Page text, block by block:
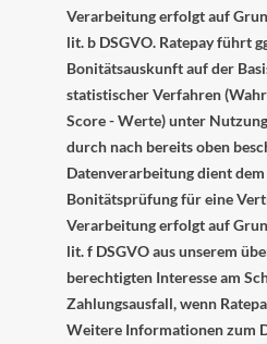
Verarbeitung erfolgt auf
lit. b DSGVO. Ratepay führt
Bonitätsauskunft auf der
statistischer Verfahren
Score - Werte) unter
durch nach bereits oben
Datenverarbeitung dient
Bonitätsprüfung für eine
Verarbeitung erfolgt auf
lit. f DSGVO aus unserem
berechtigten Interesse am
Zahlungsausfall, wenn
Weitere Informationen zum